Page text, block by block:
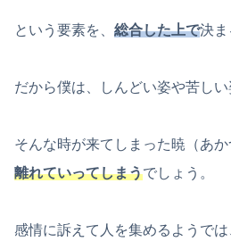
という要素を、 総合した上で決ま
だから僕は、しんどい姿や苦しい
そんな時が来てしまった暁（あ
離れていってしまうでしょう。
感情に訴えて人を集めるようで